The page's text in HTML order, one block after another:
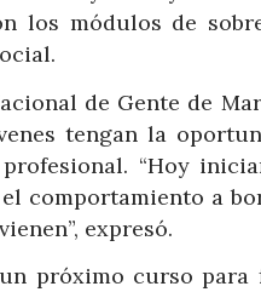
los módulos de
de Gente de Mar
tengan la
“Hoy
comportamiento a
expresó.
próximo curso